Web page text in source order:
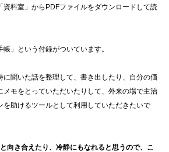
資料室」からPDFファイルをダウンロードして読
」という付録がついています。
に聞いた話を整理して、書き出したり、自分の価
メモをとっていただいたりして、外来の場で主治
を助けるツールとして利用していただきたいで
向き合えたり、冷静にもなれると思うので、こ